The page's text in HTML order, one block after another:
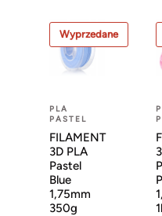
Wyprzedane
PLA
PASTEL
FILAMENT
3D PLA
Pastel
Blue
1,75mm
350g